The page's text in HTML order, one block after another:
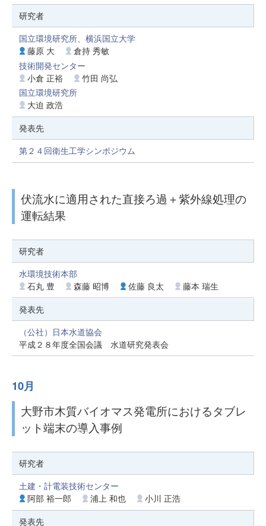
研究者
国立環境研究所、横浜国立大学
藤原 大
倉持 秀敏
技術開発センター
小倉 正裕
竹田 尚弘
国立環境研究所
大迫 政浩
発表先
第２４回衛生工学シンポジウム
伏流水に適用された直接ろ過＋紫外線処理の
運転結果
研究者
水環境技術本部
石丸 豊
森藤 昭博 佐藤 良太
藤本 瑞生
発表先
（公社）日本水道協会
平成２８年度全国会議 水道研究発表会
10月
大野市木質バイオマス発電所におけるタブレ
ット端末の導入事例
研究者
土建・計電装技術センター
阿部 裕一郎
浦上 和也
小川 正浩
発表先